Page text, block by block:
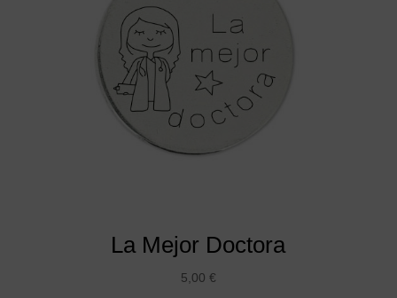
La Mejor Doctora
5,00 €